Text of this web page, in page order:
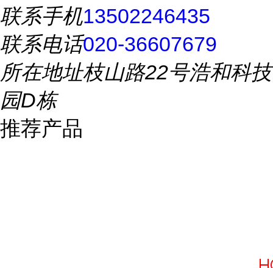
联系手机13502246435
联系电话020-36607679
所在地址枝山路22号浩和科技
园D栋
推荐产品